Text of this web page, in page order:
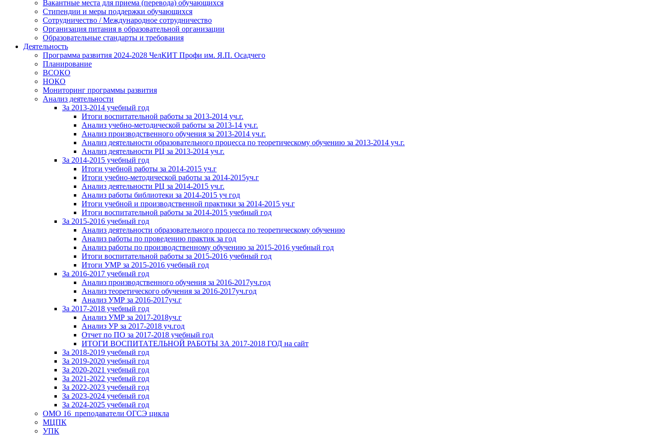
Вакантные места для приема (перевода) обучающихся
Стипендии и меры поддержки обучающихся
Сотрудничество / Международное сотрудничество
Организация питания в образовательной организации
Образовательные стандарты и требования
Деятельность
Программа развития 2024-2028 ЧелКИТ Профи им. Я.П. Осадчего
Планирование
ВСОКО
НОКО
Мониторинг программы развития
Анализ деятельности
За 2013-2014 учебный год
Итоги воспитательной работы за 2013-2014 уч.г.
Анализ учебно-методической работы за 2013-14 уч.г.
Анализ производственного обучения за 2013-2014 уч.г.
Анализ деятельности образовательного процесса по теоретическому обучению за 2013-2014 уч.г.
Анализ деятельности РЦ за 2013-2014 уч.г.
За 2014-2015 учебный год
Итоги учебной работы за 2014-2015 уч.г
Итоги учебно-методической работы за 2014-2015уч.г
Анализ деятельности РЦ за 2014-2015 уч.г.
Анализ работы библиотеки за 2014-2015 уч год
Итоги учебной и производственной практики за 2014-2015 уч.г
Итоги воспитательной работы за 2014-2015 учебный год
За 2015-2016 учебный год
Анализ деятельности образовательного процесса по теоретическому обучению
Анализ работы по проведению практик за год
Анализ работы по производственному обучению за 2015-2016 учебный год
Итоги воспитательной работы за 2015-2016 учебный год
Итоги УМР за 2015-2016 учебный год
За 2016-2017 учебный год
Анализ производственного обучения за 2016-2017уч.год
Анализ теоретического обучения за 2016-2017уч.год
Анализ УМР за 2016-2017уч.г
За 2017-2018 учебный год
Анализ УМР за 2017-2018уч.г
Анализ УР за 2017-2018 уч.год
Отчет по ПО за 2017-2018 учебный год
ИТОГИ ВОСПИТАТЕЛЬНОЙ РАБОТЫ ЗА 2017-2018 ГОД на сайт
За 2018-2019 учебный год
За 2019-2020 учебный год
За 2020-2021 учебный год
За 2021-2022 учебный год
За 2022-2023 учебный год
За 2023-2024 учебный год
За 2024-2025 учебный год
ОМО 16_преподаватели ОГСЭ цикла
МЦПК
УПК